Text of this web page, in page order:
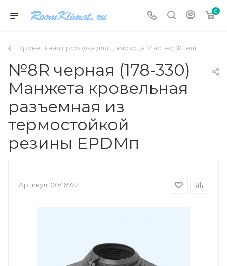
0
Кровельная проходка для дымохода Мастер Флеш
№8R черная (178-330)
Манжета кровельная
разъемная из
термостойкой
резины EPDMп
Артикул: 0046972